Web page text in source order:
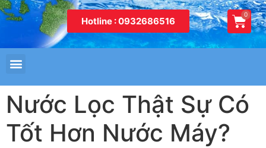
Hotline : 0932686516
Nước Lọc Thật Sự Có
Tốt Hơn Nước Máy?